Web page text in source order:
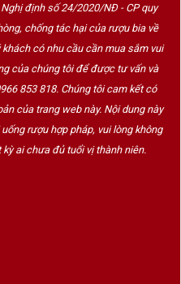
Trung Thu
nhất mỗi dịp Trung Thu.
cao cấp ngày
chỉ quan tâm đến hương
định số 24/2020/NĐ - CP quy
chống tác hại của rượu bia về
có nhu cầu cần mua sắm vui
của chúng tôi để được tư vấn và
853 818. Chúng tôi cam kết có
của trang web này. Nội dung này
rượu hợp pháp, vui lòng không
ai chưa đủ tuổi vị thành niên.